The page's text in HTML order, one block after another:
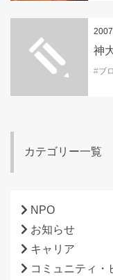
神
#ブ
カテゴリー一覧
NPO
お知らせ
キャリア
コミュニティ・